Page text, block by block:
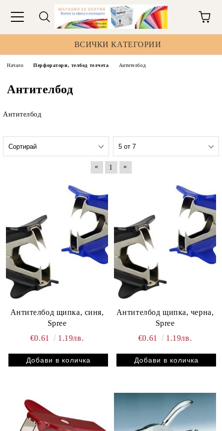
ВСИЧКИ КАТЕГОРИИ
Начало Перфоратори, телбод телчета Антителбод
Антителбод
Антителбод
« 1 »
Антителбод щипка, синя,
Spree
€0.61
1.19лв.
Антителбод щипка, черна,
Spree
€0.61
1.19лв.